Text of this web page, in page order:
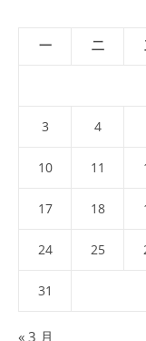
一 二
3 4
10 11
17 18
24 25
31
« 3 月